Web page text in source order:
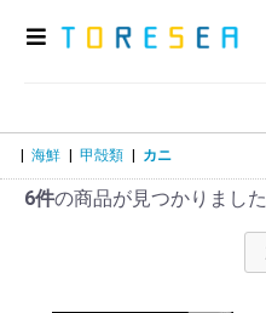
海鮮 甲殻類 カニ
6件の商品が見つかりました